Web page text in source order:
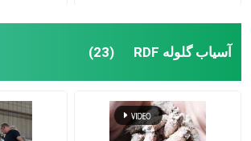
آسیاب گلوله RDF (23)